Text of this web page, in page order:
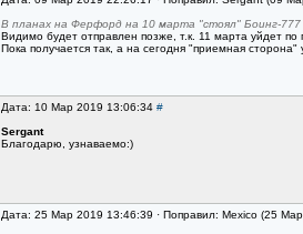
В планах на Ферфорд на 10 марта "стоял" Боинг-777
Видимо будет отправлен позже, т.к. 11 марта уйдет
Пока получается так, а на сегодня "приемная сторона"
Дата: 10 Мар 2019 13:06:34 #
Sergant
Благодарю, узнаваемо:)
Дата: 25 Мар 2019 13:46:39 · Поправил: Mexico (25